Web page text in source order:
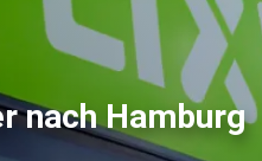
nach Hamburg